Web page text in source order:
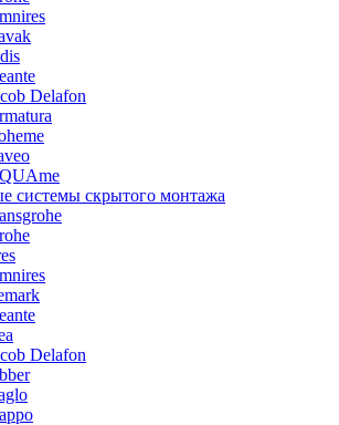
Delafon
системы скрытого монтажа
Delafon